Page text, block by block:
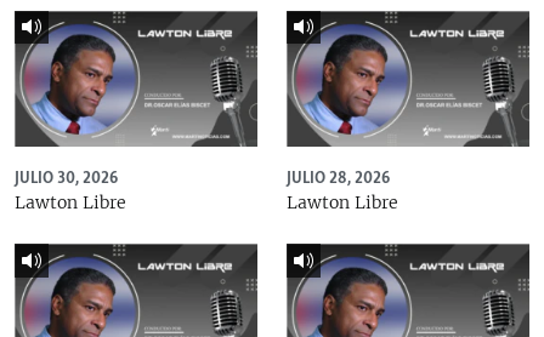
JULIO 30, 2026
Lawton Libre
JULIO 28, 2026
Lawton Libre